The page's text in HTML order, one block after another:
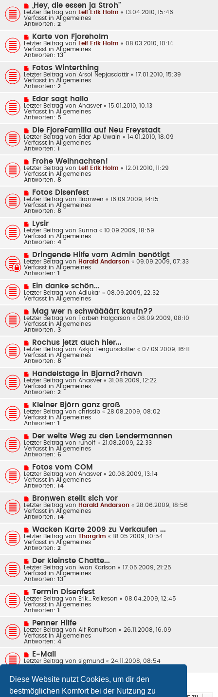
Diese Website nutzt Cookies, um dir den
bestmöglichen Komfort bei der Nutzung zu
a
g
B
e
i
t
g
e
u
e
r
B
e
i
t
r
„Hey, die essen ja Stroh“
Letzter Beitrag von Leif Erik Holm « 13.04.2010, 15:46
Verfasst in Allgemeines
Antworten: 2
N
e
u
e
r
B
e
i
t
r
Karte von Fjoreholm
Letzter Beitrag von Leif Erik Holm « 08.03.2010, 10:14
Verfasst in Allgemeines
Antworten: 13
N
e
u
e
r
B
e
i
t
r
Fotos Winterthing
Letzter Beitrag von Arsol Nepjasdottir « 17.01.2010, 15:39
Verfasst in Allgemeines
Antworten: 2
N
e
u
e
r
B
e
i
t
r
Edar sagt hallo
Letzter Beitrag von Ahasver « 15.01.2010, 10:13
Verfasst in Allgemeines
Antworten: 5
N
e
u
e
r
B
e
i
t
r
Die FjoreFamilia auf Neu Freystadt
Letzter Beitrag von Edar Ap Uwain « 14.01.2010, 18:09
Verfasst in Allgemeines
Antworten: 1
N
e
u
e
r
B
e
i
t
r
Frohe Weihnachten!
Letzter Beitrag von Leif Erik Holm « 12.01.2010, 11:29
Verfasst in Allgemeines
Antworten: 8
N
e
u
e
r
B
e
i
t
r
Fotos Disenfest
Letzter Beitrag von Bronwen « 16.09.2009, 14:15
Verfasst in Allgemeines
Antworten: 8
N
e
u
e
r
B
e
i
t
r
Lysir
Letzter Beitrag von Sunna « 10.09.2009, 18:59
Verfasst in Allgemeines
Antworten: 4
N
e
u
e
r
B
e
i
t
g
Dringende Hilfe vom Admin benötigt
Letzter Beitrag von Harald Andarson « 09.09.2009, 07:33
Verfasst in Allgemeines
Antworten: 1
N
e
u
e
B
e
i
t
g
Ein danke schön...
Letzter Beitrag von Adlukar « 08.09.2009, 22:32
Verfasst in Allgemeines
N
e
u
e
r
B
e
i
t
r
Mag wer n schwäääärt kaufn??
Letzter Beitrag von Torben Halgarson « 08.09.2009, 08:10
Verfasst in Allgemeines
Antworten: 3
N
e
u
e
r
B
e
i
t
r
Rochus jetzt auch hier...
Letzter Beitrag von Askja Fengursdotter « 07.09.2009, 16:11
Verfasst in Allgemeines
Antworten: 8
N
e
u
e
r
B
e
i
t
r
Handelstage in Bjarnd?rhavn
Letzter Beitrag von Ahasver « 31.08.2009, 12:22
Verfasst in Allgemeines
Antworten: 2
N
e
u
e
r
B
e
i
t
r
Kleiner Björn ganz groß
Letzter Beitrag von chrissib « 28.08.2009, 08:02
Verfasst in Allgemeines
Antworten: 1
N
e
u
e
r
B
e
i
t
r
Der weite Weg zu den Lendermannen
Letzter Beitrag von runolf « 21.08.2009, 22:33
Verfasst in Allgemeines
Antworten: 6
N
e
u
e
r
B
e
i
t
r
g
Fotos vom COM
Letzter Beitrag von Ahasver « 20.08.2009, 13:14
Verfasst in Allgemeines
Antworten: 14
N
e
u
e
r
B
i
t
r
Bronwen stellt sich vor
Letzter Beitrag von Harald Andarson « 28.06.2009, 18:56
Verfasst in Allgemeines
Antworten: 14
N
e
u
e
r
B
e
i
t
r
Wacken Karte 2009 zu Verkaufen ...
Letzter Beitrag von Thorgrim « 18.05.2009, 10:54
Verfasst in Allgemeines
Antworten: 2
N
e
u
e
r
B
i
t
r
Der kleinste Chatte...
Letzter Beitrag von Iwan Karlson « 17.05.2009, 21:25
Verfasst in Allgemeines
Antworten: 13
N
e
u
e
r
B
e
i
t
r
Termin Disenfest
Letzter Beitrag von Erik_Reikeson « 08.04.2009, 12:45
Verfasst in Allgemeines
Antworten: 1
N
e
u
e
r
B
e
i
a
Penner Hilfe
Letzter Beitrag von Alf Ranulfson « 26.11.2008, 16:09
Verfasst in Allgemeines
Antworten: 4
N
e
u
B
e
i
E-Mail
Letzter Beitrag von sigmund « 24.11.2008, 08:54
Die Suche ergab 125 Treffer 1 2 3